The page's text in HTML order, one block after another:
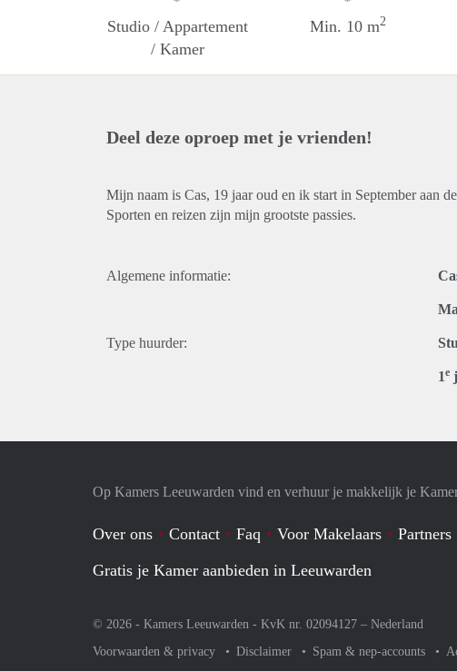
Studio / Appartement
/ Kamer
Min. 10 m2
Deel deze oproep met je vrienden!
Mijn naam is Cas, 19 jaar oud en ik start in September aan
Sporten en reizen zijn mijn grootste passies.
Algemene informatie:
Type huurder:
1e
Op Kamers Leeuwarden vind en verhuur je makkelijk je
Over ons Contact Faq Voor Makelaars
Partners
Gratis je Kamer aanbieden in Leeuwarden
© 2026 - Kamers Leeuwarden - KvK nr. 02094127 – Nederland
Voorwaarden & privacy
Disclaimer Spam & nep-accounts